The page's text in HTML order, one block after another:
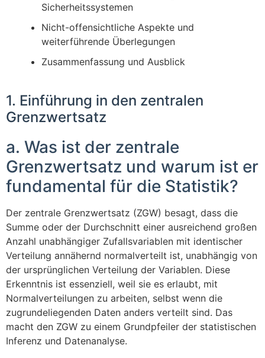
Sicherheitssystemen
Nicht-offensichtliche Aspekte und
weiterführende Überlegungen
Zusammenfassung und Ausblick
1. Einführung in den zentralen
Grenzwertsatz
a. Was ist der zentrale
Grenzwertsatz und warum ist er
fundamental für die Statistik?
Der zentrale Grenzwertsatz (ZGW) besagt, dass die
Summe oder der Durchschnitt einer ausreichend großen
Anzahl unabhängiger Zufallsvariablen mit identischer
Verteilung annähernd normalverteilt ist, unabhängig von
der ursprünglichen Verteilung der Variablen. Diese
Erkenntnis ist essenziell, weil sie es erlaubt, mit
Normalverteilungen zu arbeiten, selbst wenn die
zugrundeliegenden Daten anders verteilt sind. Das
macht den ZGW zu einem Grundpfeiler der statistischen
Inferenz und Datenanalyse.